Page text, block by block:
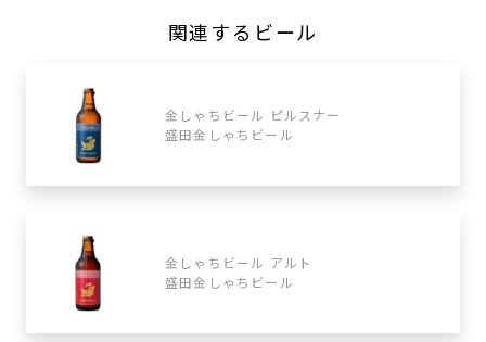
関連するビール
金しゃちビール ピルスナー
盛田金しゃちビール
金しゃちビール アルト
盛田金しゃちビール